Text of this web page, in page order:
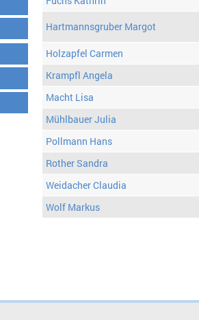
Hartmannsgruber Margot
Holzapfel Carmen
Krampfl Angela
Macht Lisa
Mühlbauer Julia
Pollmann Hans
Rother Sandra
Weidacher Claudia
Wolf Markus